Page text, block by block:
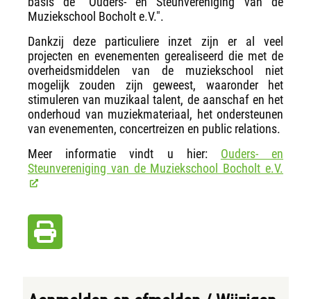
Muziekschool Bocholt e.V.".
Dankzij deze particuliere inzet zijn er al veel
projecten en evenementen gerealiseerd die met de
overheidsmiddelen van de muziekschool niet
mogelijk zouden zijn geweest, waaronder het
stimuleren van muzikaal talent, de aanschaf en het
onderhoud van muziekmateriaal, het ondersteunen
van evenementen, concertreizen en public relations.
Meer informatie vindt u hier: Ouders- en
Steunvereniging van de Muziekschool Bocholt e.V.